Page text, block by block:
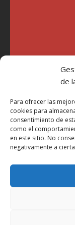
de
Para ofrecer las
cookies para
consentimiento de
como el
en este sitio. No
negativamente a
"Soy Manel
año 2007 he
Millatrece.com
participa"
Aviso Legal
Política de Privacidad
Más Información